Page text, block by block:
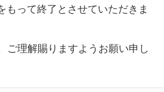
もって終了とさせていただきま
ご理解賜りますようお願い申し